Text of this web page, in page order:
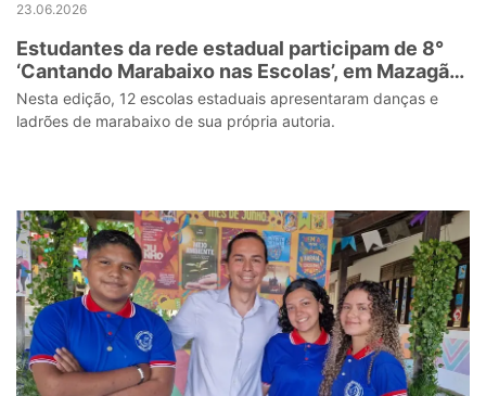
23.06.2026
Estudantes da rede estadual participam de 8°
‘Cantando Marabaixo nas Escolas’, em Mazagão
Velho
Nesta edição, 12 escolas estaduais apresentaram danças e
ladrões de marabaixo de sua própria autoria.